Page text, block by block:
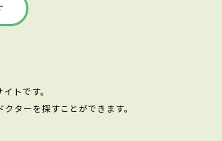
トです。
ターを探すことができます。